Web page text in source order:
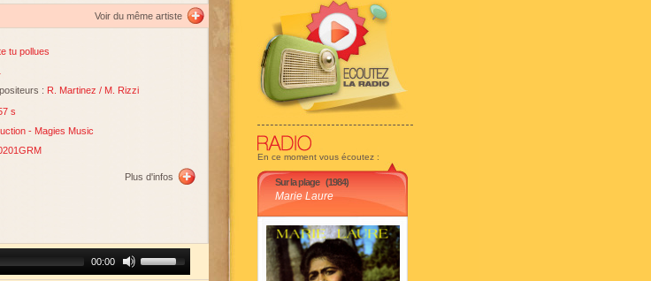
En ce moment vous écoutez :
Sur la plage (1984)
Marie Laure
Voir du même artiste
tu pollues
: R. Martinez / M. Rizzi
s
- Magies Music
Plus d'infos
00:00
Up/Down
Arrow